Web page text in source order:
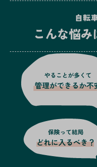
自転
こんな悩み